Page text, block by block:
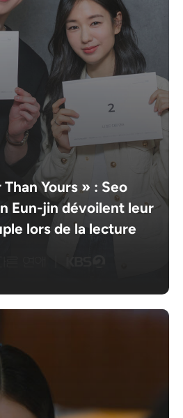
Yours » : Seo
Eun-jin dévoilent leur
lors de la lecture